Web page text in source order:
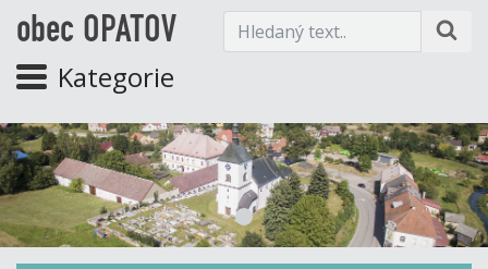
obec OPATOV
Kategorie